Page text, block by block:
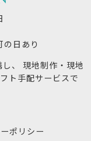
日あり
、 現地制作・現地
ト手配サービスで
ポリシー